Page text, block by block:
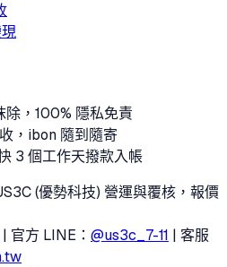
，100% 隱私免責
，ibon 隨到隨寄
3 個工作天撥款入帳
(優勢科技) 營運與覆核，報價
| 官方 LINE： @us3c_7-11 | 客服